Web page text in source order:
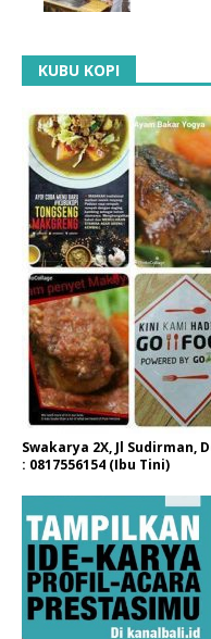
KUBU KOPI
Swakarya 2X, Jl Sudirman,
: 0817556154 (Ibu Tini)